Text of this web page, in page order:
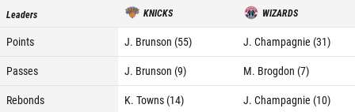
Leaders KNICKS WIZARDS
Points J. Brunson (55)
J. Champagnie (31)
Passes
J. Brunson (9)
M. Brogdon (7)
Rebonds
K. Towns (14)
J. Champagnie (10)